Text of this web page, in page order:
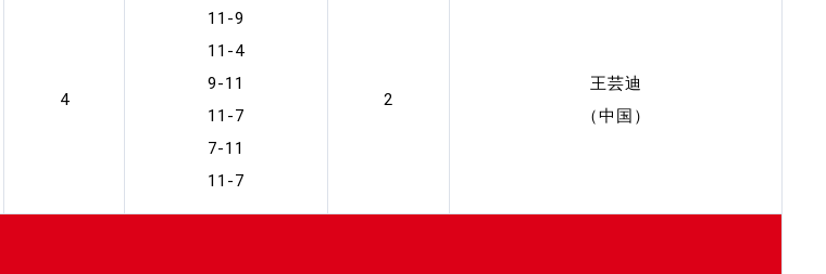
4
11-9
11-4
9-11
11-7
7-11
11-7
2
王芸迪
（中国）